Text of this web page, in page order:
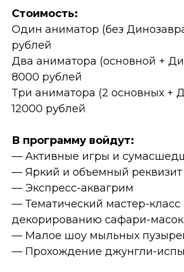
Стоимость:
Один аниматор (без
рублей
Два аниматора (основной +
8000 рублей
Три аниматора (2 основных +
12000 рублей
В программу войдут:
— Активные игры и
— Яркий и объемный реквизит
— Экспресс-аквагрим
— Тематический мастер-класс
декорированию сафари-масок
— Малое шоу мыльных
— Прохождение джунгли-